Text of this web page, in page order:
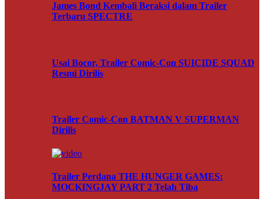
James Bond Kembali Beraksi dalam Trailer
Terbaru SPECTRE
Usai Bocor, Trailer Comic-Con SUICIDE SQUAD
Resmi Dirilis
Trailer Comic-Con BATMAN V SUPERMAN
Dirilis
Trailer Perdana THE HUNGER GAMES:
MOCKINGJAY PART 2 Telah Tiba